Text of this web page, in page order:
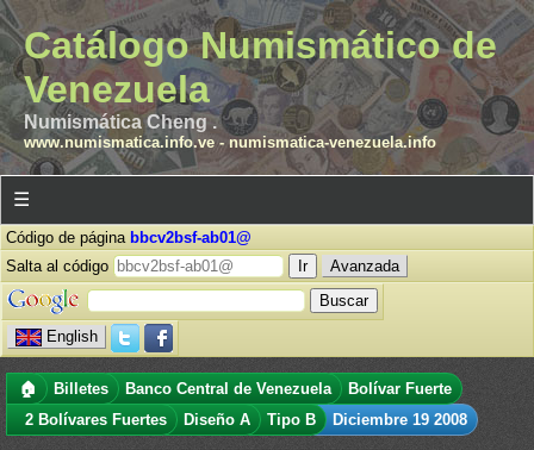
Catálogo Numismático de
Venezuela
Numismática Cheng .
www.numismatica.info.ve- numismatica-venezuela.info
☰
Código de página bbcv2bsf-ab01@
Salta al código
Avanzada
English
🏠 Billetes Banco Central de Venezuela
Bolívar Fuerte
2 Bolívares Fuertes
Diseño A Tipo B Diciembre 19 2008